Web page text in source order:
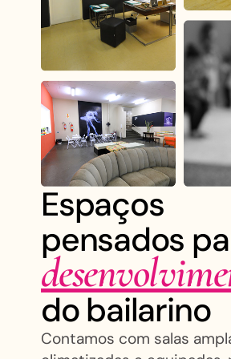
Espaços
pensados
do bailarino
Contamos com salas